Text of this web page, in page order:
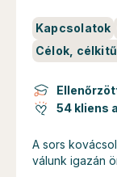
Kapcsolatok
Célok,
54 kliens
A sors
válunk igazán